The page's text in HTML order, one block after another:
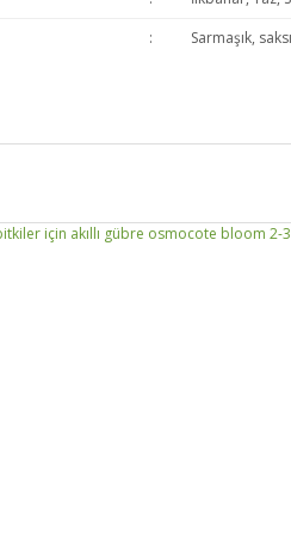
: Sarmaşık,